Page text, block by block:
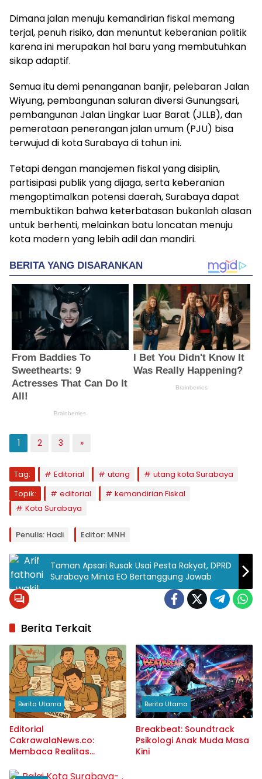
Dimana jalan menuju kemandirian fiskal memang
terjal, penuh risiko, dan menuntut keberanian politik
karena ini merupakan hal baru yang membutuhkan
sikap adaptif.
Semua itu demi penanganan banjir, pelebaran Jalan
Wiyung, pembangunan saluran diversi Gunungsari,
pembangunan Jalan Lingkar Luar Barat (JLLB), dan
pemerataan penerangan jalan umum (PJU) bisa
terwujud di kota Surabaya di tahun ini.
Tetapi dengan manajemen fiskal yang disiplin,
partisipasi publik yang dijaga, serta keberanian
mengoptimalkan potensi daerah, Surabaya dapat
membuktikan bahwa keterbatasan bukanlah alasan
untuk berhenti, melainkan batu loncatan menuju
kota modern yang lebih adil dan mandiri.
1 2 3 »
Tag: Editorial utang
utang kota Surabaya
Topik:
editorial
kemandirian Fiskal
Kota Surabaya
Penulis: Hadi Editor: MNH
Taman Apsari Rusak Usai Pesta Rakyat, DPRD
Surabaya Minta EO Bertanggung Jawab
Berita Terkait
Berita Utama
Editorial
CakrawalaNews.co:
Membaca Realitas
Berita Utama
Breakbeat: Soundtrack
Psikologi Anak Muda Masa
Kini